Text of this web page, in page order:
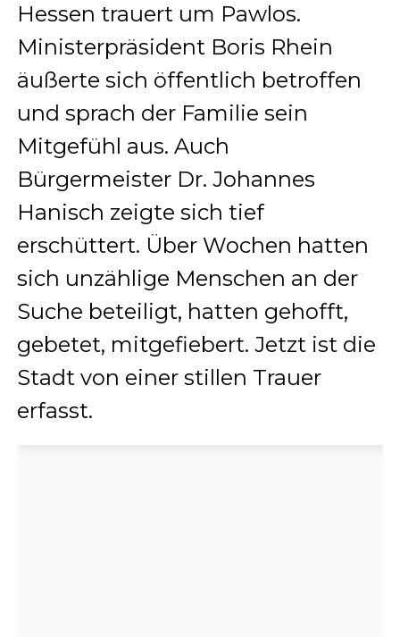
Hessen trauert um Pawlos.
Ministerpräsident Boris Rhein
äußerte sich öffentlich betroffen
und sprach der Familie sein
Mitgefühl aus. Auch
Bürgermeister Dr. Johannes
Hanisch zeigte sich tief
erschüttert. Über Wochen hatten
sich unzählige Menschen an der
Suche beteiligt, hatten gehofft,
gebetet, mitgefiebert. Jetzt ist die
Stadt von einer stillen Trauer
erfasst.